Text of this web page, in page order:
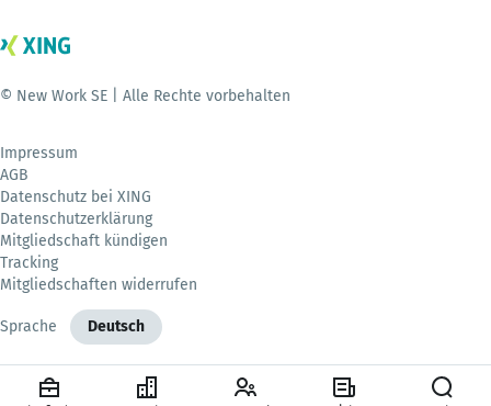
© New Work SE | Alle Rechte vorbehalten
Impressum
AGB
Datenschutz bei XING
Datenschutzerklärung
Mitgliedschaft kündigen
Tracking
Mitgliedschaften widerrufen
Sprache Deutsch